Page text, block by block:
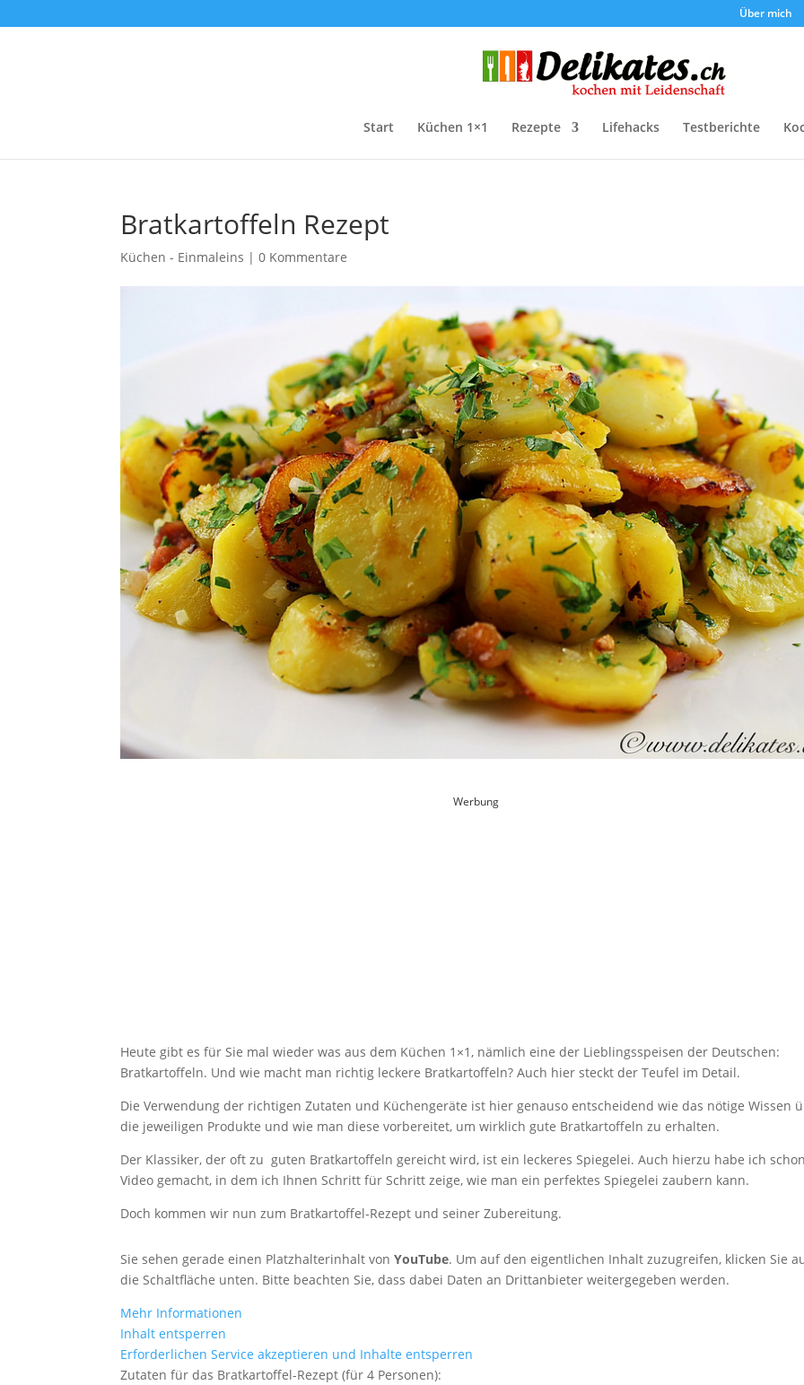
Über mich
Start Küchen 1×1 Rezepte Lifehacks Testberichte
Bratkartoffeln Rezept
Küchen - Einmaleins |0 Kommentare
Werbung
Heute gibt es für Sie mal wieder was aus dem Küchen 1×1, nämlich eine der Lieblingsspeisen der Deutschen:
Bratkartoffeln. Und wie macht man richtig leckere Bratkartoffeln? Auch hier steckt der Teufel im Detail.
Die Verwendung der richtigen Zutaten und Küchengeräte ist hier genauso entscheidend wie das nötige Wissen
die jeweiligen Produkte und wie man diese vorbereitet, um wirklich gute Bratkartoffeln zu erhalten.
Der Klassiker, der oft zu guten Bratkartoffeln gereicht wird, ist ein leckeres Spiegelei. Auch hierzu habe ich
Video gemacht, in dem ich Ihnen Schritt für Schritt zeige, wie man ein perfektes Spiegelei zaubern kann.
Doch kommen wir nun zum Bratkartoffel-Rezept und seiner Zubereitung.
Sie sehen gerade einen Platzhalterinhalt vonYouTube. Um auf den eigentlichen Inhalt zuzugreifen, klicken Sie
die Schaltfläche unten. Bitte beachten Sie, dass dabei Daten an Drittanbieter weitergegeben werden.
Mehr Informationen
Inhalt entsperren
Erforderlichen Service akzeptieren und Inhalte entsperren
Zutaten für das Bratkartoffel-Rezept (für 4 Personen):